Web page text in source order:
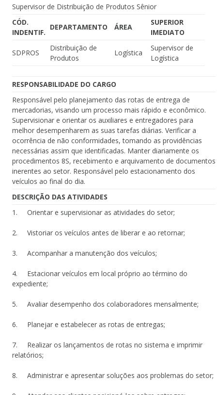
Supervisor de Distribuição de Produtos Sênior
CÓD.
INDENTIF.
DEPARTAMENTO ÁREA
SUPERIOR
IMEDIATO
SDPROS
Distribuição de
Produtos
Logística
Supervisor de
Logística
RESPONSABILIDADE DO CARGO
Responsável pelo planejamento das rotas de entrega de
mercadorias, visando um processo mais rápido e econômico.
Supervisionar e orientar os auxiliares e entregadores para
melhor desempenharem as suas tarefas diárias. Verificar a
ocorrência de não conformidades, tomando as providências
necessárias assim que identificadas. Manter diariamente os
procedimentos 8S, recebimento e arquivamento de documentos
inerentes ao setor. Responsável pelo estacionamento dos
veículos ao final do dia.
DESCRIÇÃO DAS ATIVIDADES
1. Orientar e supervisionar as atividades do setor;
2. Vistoriar os veículos antes de liberar e ao retornar;
3. Acompanhar a manutenção dos veículos;
4. Estacionar veículos em local próprio ao término do
expediente;
5. Avaliar desempenho dos colaboradores mensalmente;
6. Planejar e estabelecer as rotas de entregas;
7. Realizar os lançamentos de rotas no sistema e imprimir
relatórios;
8. Administrar e apresentar soluções aos problemas do setor;